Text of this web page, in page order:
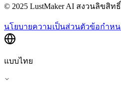
© 2025 LustMaker AI สงวนลิขสิทธิ์
นโยบายความเป็นส่วนตัวข้อกำหน
แบบไทย